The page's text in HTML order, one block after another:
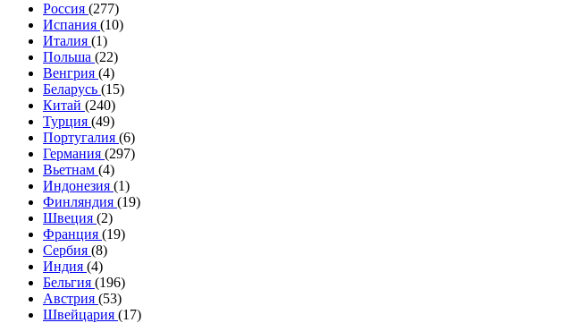
Россия (277)
Испания (10)
Италия (1)
Польша (22)
Венгрия (4)
Беларусь (15)
Китай (240)
Турция (49)
Португалия (6)
Германия (297)
Вьетнам (4)
Индонезия (1)
Финляндия (19)
Швеция (2)
Франция (19)
Сербия (8)
Индия (4)
Бельгия (196)
Австрия (53)
Швейцария (17)